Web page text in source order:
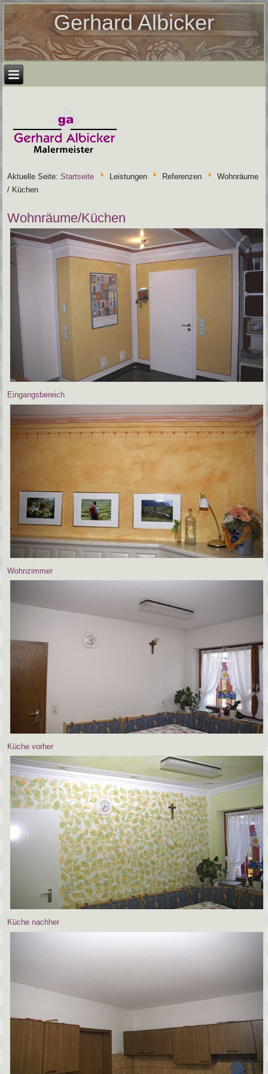
Gerhard Albicker
Aktuelle Seite:Startseite Leistungen Referenzen
Wohnräume
/ Küchen
Wohnräume/Küchen
Eingangsbereich
Wohnzimmer
Küche vorher
Küche nachher